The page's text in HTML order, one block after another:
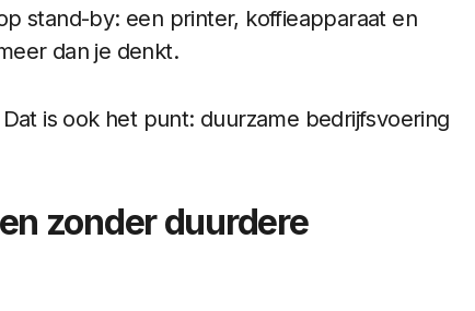
stand-by: een printer, koffieapparaat en
dan je denkt.
is ook het punt: duurzame bedrijfsvoering
zonder duurdere